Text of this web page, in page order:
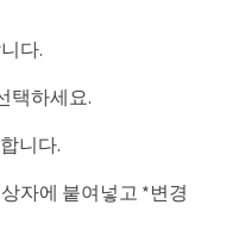
다.
택하세요.
니다.
자에 붙여넣고 *변경